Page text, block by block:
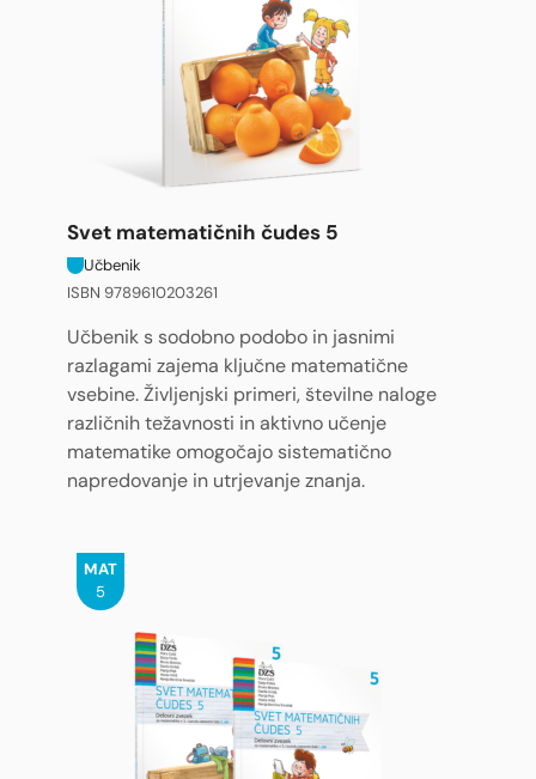
Svet matematičnih čudes 5
Učbenik
ISBN 9789610203261
Učbenik s sodobno podobo in jasnimi
razlagami zajema ključne matematične
vsebine. Življenjski primeri, številne naloge
različnih težavnosti in aktivno učenje
matematike omogočajo sistematično
napredovanje in utrjevanje znanja.
MAT
5